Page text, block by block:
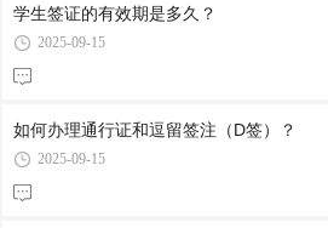
学生签证的有效期是多久？
2025-09-15
如何办理通行证和逗留签注（D签）？
2025-09-15